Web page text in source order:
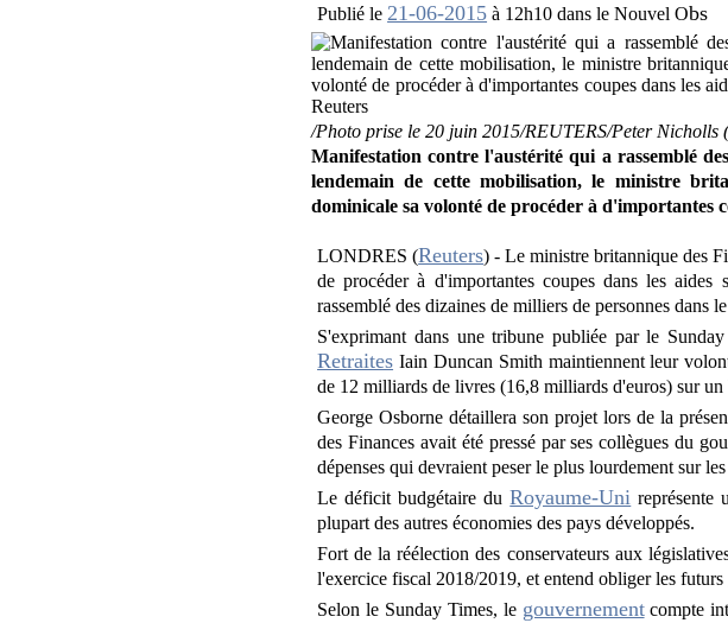
Publié le21-06-2015 à 12h10 dans le Nouvel Obs
/Photo prise le 20 juin 2015/REUTERS/Peter Nicholls
Manifestation contre l'austérité qui a rassemblé
lendemain de cette mobilisation, le ministre
dominicale sa volonté de procéder à d'importantes
LONDRES (Reuters) - Le ministre britannique des
de procéder à d'importantes coupes dans les
rassemblé des dizaines de milliers de personnes dans
S'exprimant dans une tribune publiée par le
Retraites Iain Duncan Smith maintiennent leur
de 12 milliards de livres (16,8 milliards d'euros) sur
George Osborne détaillera son projet lors de la
des Finances avait été pressé par ses collègues du
dépenses qui devraient peser le plus lourdement sur
Le déficit budgétaire duRoyaume-Uni représente
plupart des autres économies des pays développés.
Fort de la réélection des conservateurs aux
l'exercice fiscal 2018/2019, et entend obliger les
Selon le Sunday Times, le gouvernementcompte